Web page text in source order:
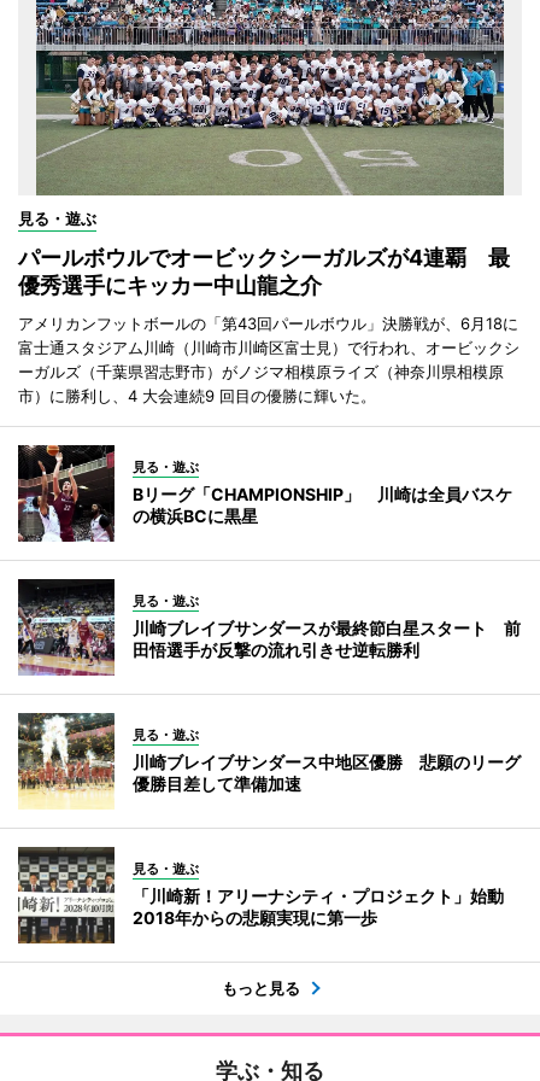
見る・遊ぶ
パールボウルでオービックシーガルズが4連覇 最
優秀選手にキッカー中山龍之介
アメリカンフットボールの「第43回パールボウル」決勝戦が、6月18に
富士通スタジアム川崎（川崎市川崎区富士見）で行われ、オービックシ
ーガルズ（千葉県習志野市）がノジマ相模原ライズ（神奈川県相模原
市）に勝利し、4 大会連続9 回目の優勝に輝いた。
見る・遊ぶ
Bリーグ「CHAMPIONSHIP」 川崎は全員バスケ
の横浜BCに黒星
見る・遊ぶ
川崎ブレイブサンダースが最終節白星スタート 前
田悟選手が反撃の流れ引きせ逆転勝利
見る・遊ぶ
川崎ブレイブサンダース中地区優勝 悲願のリーグ
優勝目差して準備加速
見る・遊ぶ
「川崎新！アリーナシティ・プロジェクト」始動
2018年からの悲願実現に第一歩
もっと見る
学ぶ・知る